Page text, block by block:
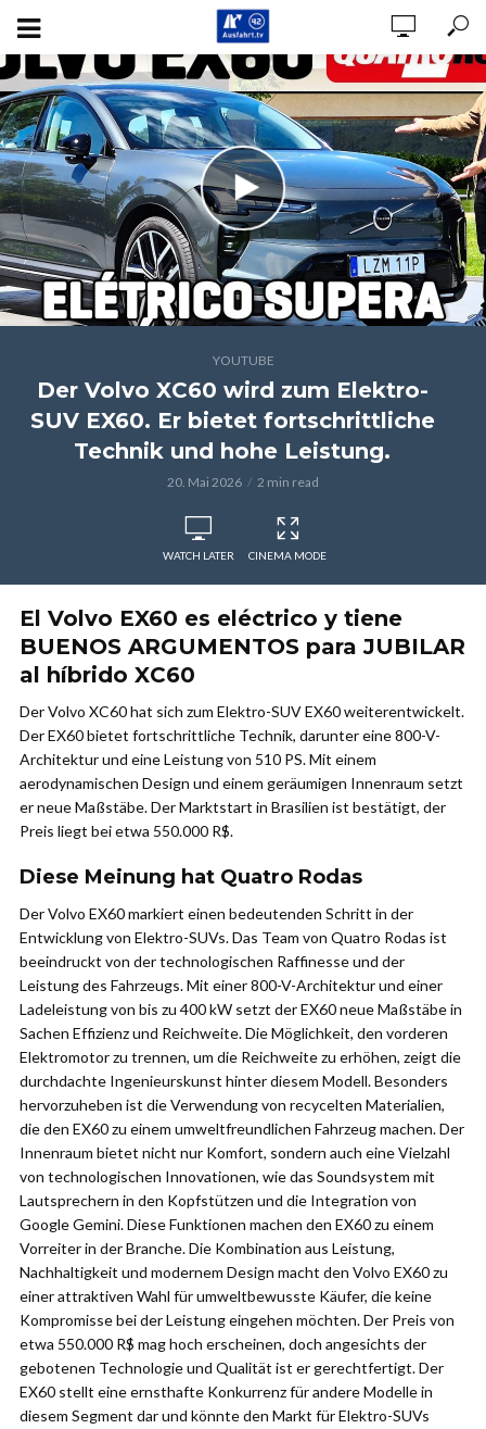
YOUTUBE
Der Volvo XC60 wird zum Elektro-
SUV EX60. Er bietet fortschrittliche
Technik und hohe Leistung.
20. Mai 2026 2 min read
WATCH LATER CINEMA MODE
El Volvo EX60 es eléctrico y tiene
BUENOS ARGUMENTOS para JUBILAR
al híbrido XC60
Der Volvo XC60 hat sich zum Elektro-SUV EX60 weiterentwickelt.
Der EX60 bietet fortschrittliche Technik, darunter eine 800-V-
Architektur und eine Leistung von 510 PS. Mit einem
aerodynamischen Design und einem geräumigen Innenraum setzt
er neue Maßstäbe. Der Marktstart in Brasilien ist bestätigt, der
Preis liegt bei etwa 550.000 R$.
Diese Meinung hat Quatro Rodas
Der Volvo EX60 markiert einen bedeutenden Schritt in der
Entwicklung von Elektro-SUVs. Das Team von Quatro Rodas ist
beeindruckt von der technologischen Raffinesse und der
Leistung des Fahrzeugs. Mit einer 800-V-Architektur und einer
Ladeleistung von bis zu 400 kW setzt der EX60 neue Maßstäbe in
Sachen Effizienz und Reichweite. Die Möglichkeit, den vorderen
Elektromotor zu trennen, um die Reichweite zu erhöhen, zeigt die
durchdachte Ingenieurskunst hinter diesem Modell. Besonders
hervorzuheben ist die Verwendung von recycelten Materialien,
die den EX60 zu einem umweltfreundlichen Fahrzeug machen. Der
Innenraum bietet nicht nur Komfort, sondern auch eine Vielzahl
von technologischen Innovationen, wie das Soundsystem mit
Lautsprechern in den Kopfstützen und die Integration von
Google Gemini. Diese Funktionen machen den EX60 zu einem
Vorreiter in der Branche. Die Kombination aus Leistung,
Nachhaltigkeit und modernem Design macht den Volvo EX60 zu
einer attraktiven Wahl für umweltbewusste Käufer, die keine
Kompromisse bei der Leistung eingehen möchten. Der Preis von
etwa 550.000 R$ mag hoch erscheinen, doch angesichts der
gebotenen Technologie und Qualität ist er gerechtfertigt. Der
EX60 stellt eine ernsthafte Konkurrenz für andere Modelle in
diesem Segment dar und könnte den Markt für Elektro-SUVs